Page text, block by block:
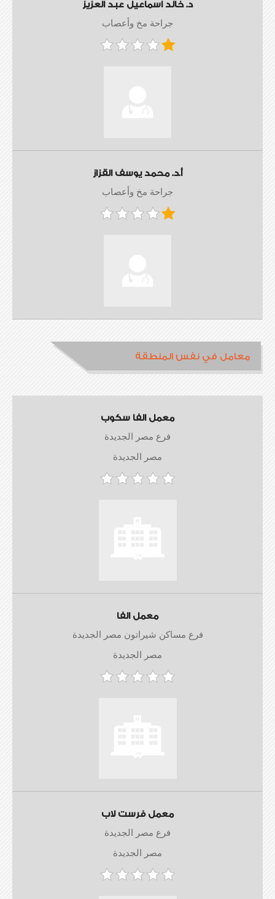
د. خالد اسماعيل عبد العزيز
جراحة مخ وأعصاب
أ.د. محمد يوسف القزاز
جراحة مخ وأعصاب
معامل في نفس المنطقة
معمل الفا سكوب
فرع مصر الجديدة
مصر الجديدة
معمل الفا
فرع مساكن شيراتون مصر الجديدة
مصر الجديدة
معمل فرست لاب
فرع مصر الجديدة
مصر الجديدة